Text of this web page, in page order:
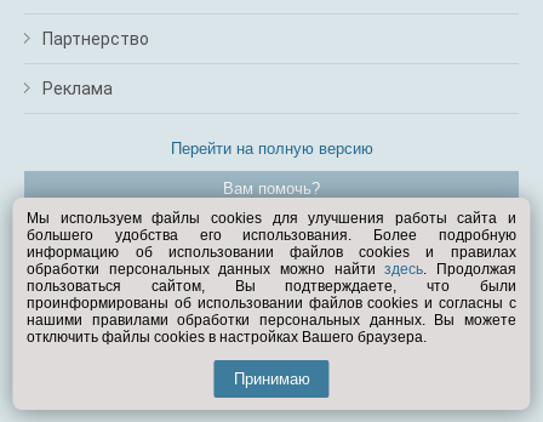
Партнерство
Реклама
Перейти на полную версию
Вам помочь?
© Exist.ru 1998—2026
Мы используем файлы cookies для улучшения работы сайта и
большего удобства его использования. Более подробную
информацию об использовании файлов cookies и правилах
обработки персональных данных можно найтиздесь. Продолжая
пользоваться сайтом, Вы подтверждаете, что были
проинформированы об использовании файлов cookies и согласны с
нашими правилами обработки персональных данных. Вы можете
отключить файлы cookies в настройках Вашего браузера.
Принимаю